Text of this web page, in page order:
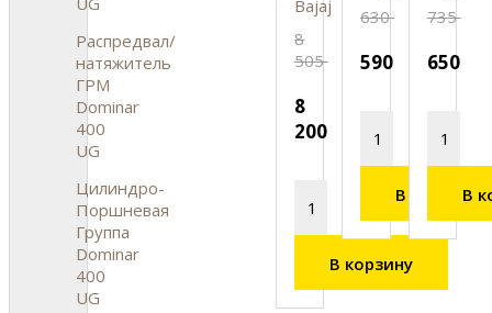
Распредвал/
натяжитель
ГРМ
Dominar
400
UG
Цилиндро-
Поршневая
Группа
Dominar
400
UG
Bajaj
8
505
8
200
В корзину
630
590
В корзину
735
650
В